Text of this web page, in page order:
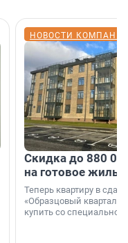
НОВОСТИ
Скидка до 880
на готовое
Теперь квартиру в
«Образцовый квартал
купить со специальной